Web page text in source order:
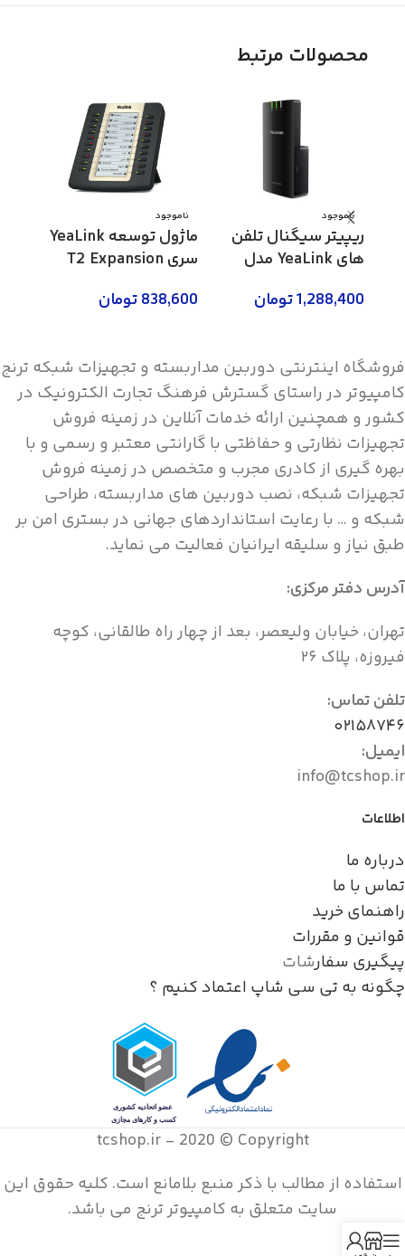
محصولات مرتبط
ناموجود
ریپیتر سیگنال تلفن
های YeaLink مدل
1,288,400تومان
ناموجود
ماژول توسعه YeaLink
سری T2 Expansion
838,600تومان
فروشگاه اینترنتی دوربین مداربسته و تجهیزات شبکه ترنج
کامپیوتر در راستای گسترش فرهنگ تجارت الکترونیک در
کشور و همچنین ارائه خدمات آنلاین در زمینه فروش
تجهیزات نظارتی و حفاظتی با گارانتی معتبر و رسمی و با
بهره گیری از کادری مجرب و متخصص در زمینه فروش
تجهیزات شبکه، نصب دوربین های مداربسته، طراحی
شبکه و … با رعایت استانداردهای جهانی در بستری امن بر
طبق نیاز و سلیقه ایرانیان فعالیت می نماید.
آدرس دفتر مرکزی:
تهران، خیابان ولیعصر، بعد از چهار راه طالقانی، کوچه
فیروزه، پلاک ۲۶
تلفن تماس:
۰۲۱۵۸۷۴۶
ایمیل:
info@tcshop.ir
اطلاعات
درباره ما
تماس با ما
راهنمای خرید
قوانین و مقررات
پیگیری سفارشات
چگونه به تی سی شاپ اعتماد کنیم ؟
tcshop.ir - 2020 © Copyright
استفاده از مطالب با ذکر منبع بلامانع است. کليه حقوق اين
سايت متعلق به کامپیوتر ترنج می باشد.